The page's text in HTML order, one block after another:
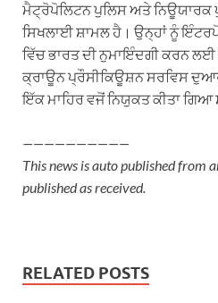
ਮੈਟ੍ਰੋਪੋਲਿਟਨ ਪੁਲਿਸ ਅਤੇ ਨਿਊਯਾਰਕ
ਸਿਖਲਾਈ ਸ਼ਾਮਲ ਹੈ। ਉਨ੍ਹਾਂ ਨੂੰ
ਵਿੱਚ ਭਾਰਤ ਦੀ ਨੁਮਾਇੰਦਗੀ ਕਰਨ
ਕ੍ਰਾਊਨ ਪ੍ਰੌਸੀਕਿਊਸ਼ਨ ਸਰਵਿਸ
ਇੱਕ ਮਾਹਿਰ ਵਜੋਂ ਨਿਯੁਕਤ ਕੀਤਾ ਗਿਆ
——————————
This news is auto published from
published as received.
RELATED POSTS